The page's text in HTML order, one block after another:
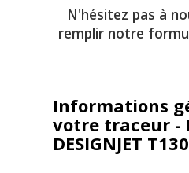
N'hésitez pas à
remplir notre
Informations
votre traceur -
DESIGNJET